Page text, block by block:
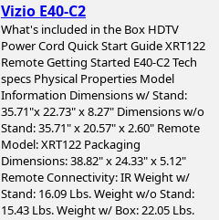
Vizio E40-C2
What's included in the Box HDTV
Power Cord Quick Start Guide XRT122
Remote Getting Started E40-C2 Tech
specs Physical Properties Model
Information Dimensions w/ Stand:
35.71"x 22.73" x 8.27" Dimensions w/o
Stand: 35.71" x 20.57" x 2.60" Remote
Model: XRT122 Packaging
Dimensions: 38.82" x 24.33" x 5.12"
Remote Connectivity: IR Weight w/
Stand: 16.09 Lbs. Weight w/o Stand:
15.43 Lbs. Weight w/ Box: 22.05 Lbs.